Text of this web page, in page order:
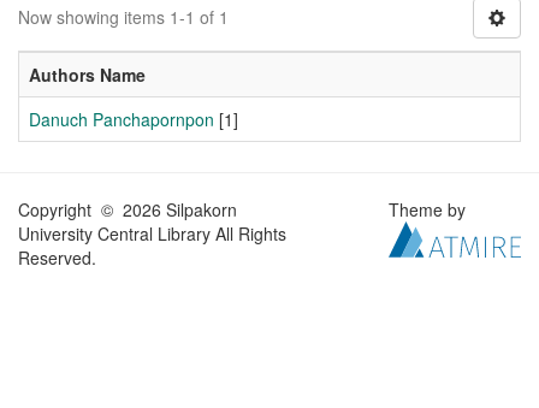
Now showing items 1-1 of 1
Authors Name
Danuch Panchapornpon [1]
Copyright © 2026 Silpakorn
University Central Library All Rights
Reserved.
Theme by